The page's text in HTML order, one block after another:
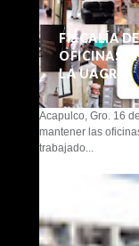
FISCALÍA
OFICINAS
LA UAGRO
Acapulco, Gro. 16
mantener las
trabajado...